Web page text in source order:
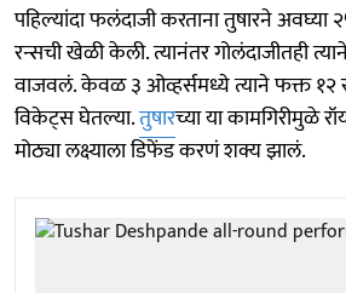
पहिल्यांदा फलंदाजी करताना तुषारने अवघ्या
रन्सची खेळी केली. त्यानंतर गोलंदाजीतही
वाजवलं. केवळ ३ ओव्हर्समध्ये त्याने फक्त १२
विकेट्स घेतल्या.तुषारच्या या कामगिरीमुळे
मोठ्या लक्ष्याला डिफेंड करणं शक्य झालं.